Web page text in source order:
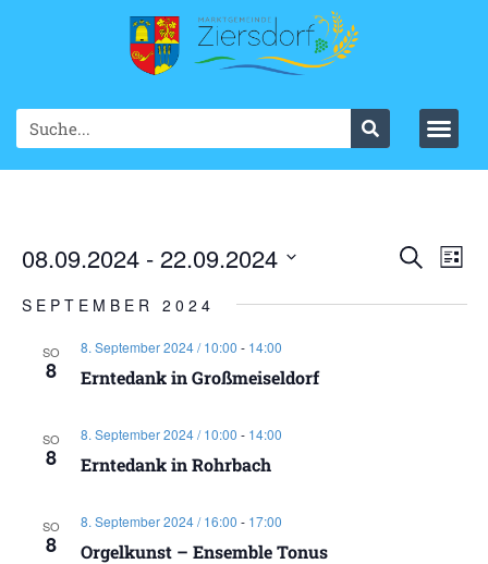
SucheList
08.09.2024 - 22.09.2024
wählen.
SEPTEMBER 2024
SO
8
8. September 2024 / 10:00 - 14:00
Erntedank in Großmeiseldorf
SO
8
8. September 2024 / 10:00 - 14:00
Erntedank in Rohrbach
SO
8
8. September 2024 / 16:00 - 17:00
Orgelkunst – Ensemble Tonus